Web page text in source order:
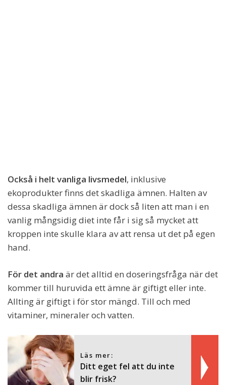
Också i helt vanliga livsmedel, inklusive
ekoprodukter finns det skadliga ämnen. Halten av
dessa skadliga ämnen är dock så liten att man i en
vanlig mångsidig diet inte får i sig så mycket att
kroppen inte skulle klara av att rensa ut det på egen
hand.
För det andra är det alltid en doseringsfråga när det
kommer till huruvida ett ämne är giftigt eller inte.
Allting är giftigt i för stor mängd. Till och med
vitaminer, mineraler och vatten.
Läs mer:
Ditt eget fel att du inte
blir frisk?